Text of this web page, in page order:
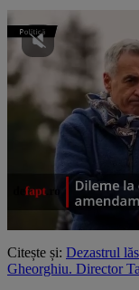
Citește și: Dezastrul
Gheorghiu. Director